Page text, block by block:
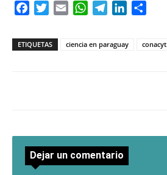
FacebookTwitterEmail WhatsAppTelegramLinkedIn
ETIQUETAS ciencia en paraguay conacyt
Dejar un comentario